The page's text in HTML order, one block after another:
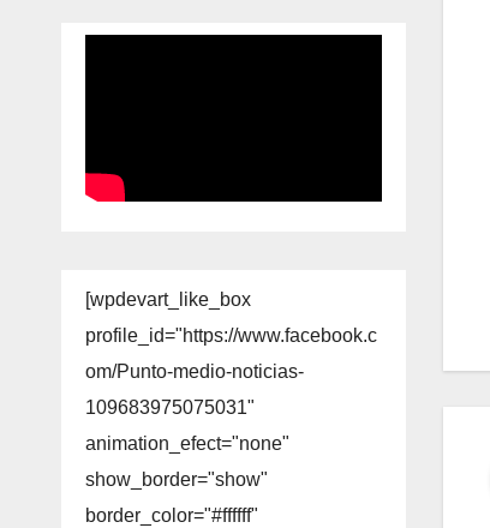
[wpdevart_like_box
profile_id="https://www.facebook.c
om/Punto-medio-noticias-
109683975075031"
animation_efect="none"
show_border="show"
border_color="#ffffff"